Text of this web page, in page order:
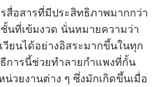
สื่อสารที่มีประสิทธิภาพมากกว่า
นที่เข้มงวด นั่นหมายความว่า
วียนได้อย่างอิสระมากขึ้นในทุก
การนี้ช่วยทำลายกำแพงที่กั้น
วยงานต่าง ๆ ซึ่งมักเกิดขึ้นเมื่อ